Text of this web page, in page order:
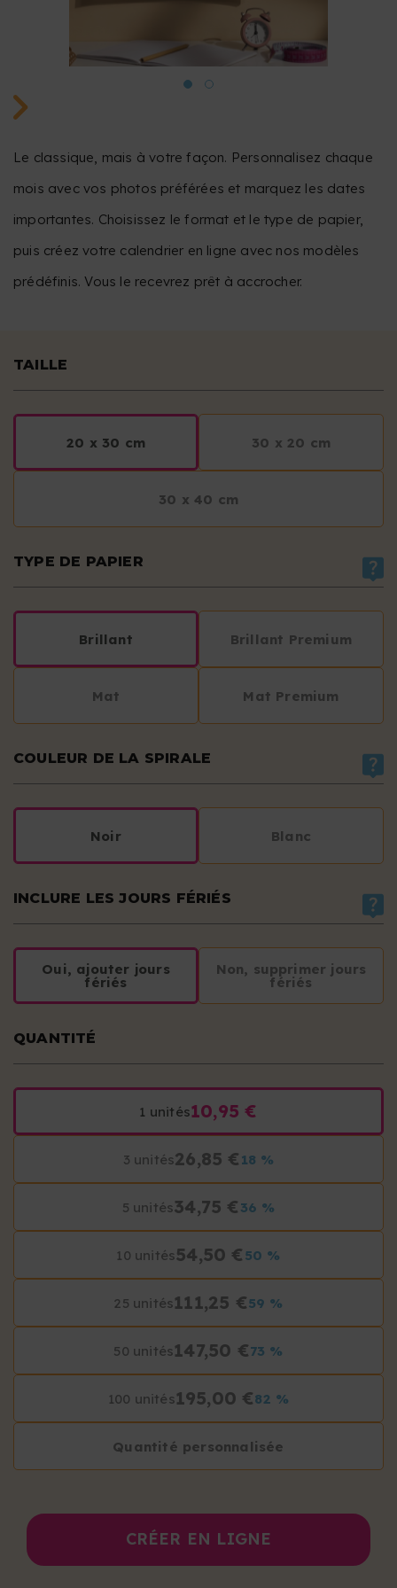
Le classique, mais à votre façon. Personnalisez chaque
mois avec vos photos préférées et marquez les dates
importantes. Choisissez le format et le type de papier,
puis créez votre calendrier en ligne avec nos modèles
prédéfinis. Vous le recevrez prêt à accrocher.
TAILLE
20 x 30 cm 30 x 20 cm
30 x 40 cm
TYPE DE PAPIER
Brillant Brillant Premium
Mat Mat Premium
COULEUR DE LA SPIRALE
Noir Blanc
INCLURE LES JOURS FÉRIÉS
Oui, ajouter jours
fériés
Non, supprimer jours
fériés
QUANTITÉ
1 unités10,95 €
3 unités26,85 € 18 %
5 unités34,75 € 36 %
10 unités54,50 € 50 %
25 unités111,25 €59 %
50 unités147,50 €73 %
100 unités195,00 €82 %
Quantité personnalisée
CRÉER EN LIGNE